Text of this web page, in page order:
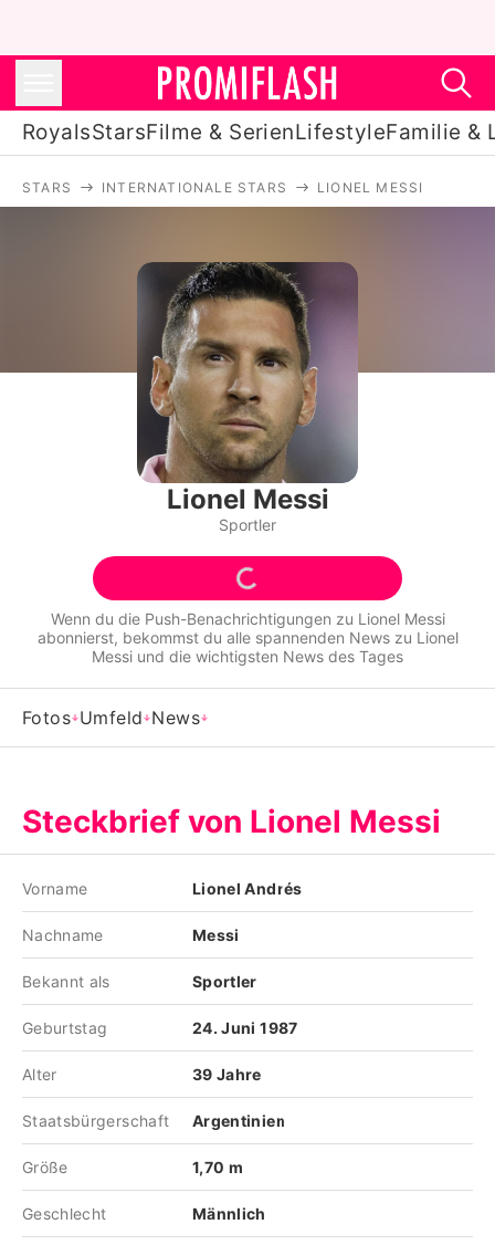
RoyalsStarsFilme & SerienLifestyleFamilie &
Filme & Serien
Lifestyle
Familie & Liebe
Promiflash Exklusiv
Alle Themen auf Promiflash
Jobs
App runterladen
Team
Impressum
Nutzungsbedingungen
Utiq verwalten
STARS INTERNATIONALE STARS LIONEL MESSI
Lionel Messi
Sportler
Wenn du die Push-Benachrichtigungen zu Lionel Messi
abonnierst, bekommst du alle spannenden News zu Lionel
Messi und die wichtigsten News des Tages
Fotos Umfeld News
Steckbrief von Lionel Messi
Vorname Lionel Andrés
Nachname Messi
Bekannt als Sportler
Geburtstag 24. Juni 1987
Alter 39 Jahre
Staatsbürgerschaft Argentinien
Größe 1,70 m
Geschlecht Männlich